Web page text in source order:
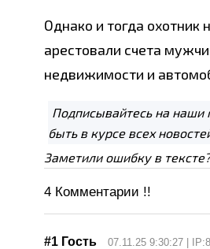
Однако и тогда охотник
арестовали счета
недвижимости и
Подписывайтесь на наши
быть в курсе всех
Заметили ошибку в
4 Комментарии !!
#1 Гость 07.11.25 9:30:27 |